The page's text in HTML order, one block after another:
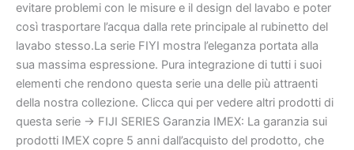
evitare problemi con le misure e il design del lavabo e poter
così trasportare l’acqua dalla rete principale al rubinetto del
lavabo stesso.La serie FIYI mostra l’eleganza portata alla
sua massima espressione. Pura integrazione di tutti i suoi
elementi che rendono questa serie una delle più attraenti
della nostra collezione. Clicca qui per vedere altri prodotti di
questa serie -> FIJI SERIES Garanzia IMEX: La garanzia sui
prodotti IMEX copre 5 anni dall’acquisto del prodotto, che